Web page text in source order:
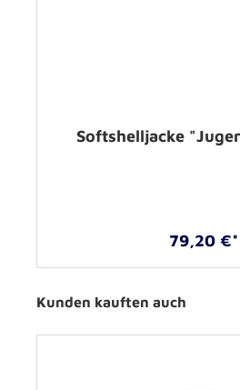
Softshelljacke
79,20 €*
Kunden kauften auch